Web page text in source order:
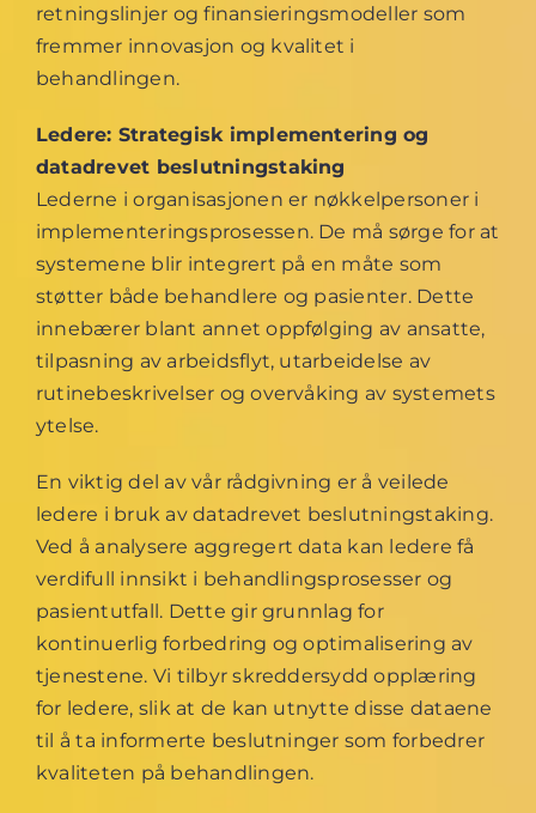
retningslinjer og finansieringsmodeller som
fremmer innovasjon og kvalitet i
behandlingen.
Ledere: Strategisk implementering og
datadrevet beslutningstaking
Lederne i organisasjonen er nøkkelpersoner i
implementeringsprosessen. De må sørge for at
systemene blir integrert på en måte som
støtter både behandlere og pasienter. Dette
innebærer blant annet oppfølging av ansatte,
tilpasning av arbeidsflyt, utarbeidelse av
rutinebeskrivelser og overvåking av systemets
ytelse.
En viktig del av vår rådgivning er å veilede
ledere i bruk av datadrevet beslutningstaking.
Ved å analysere aggregert data kan ledere få
verdifull innsikt i behandlingsprosesser og
pasientutfall. Dette gir grunnlag for
kontinuerlig forbedring og optimalisering av
tjenestene. Vi tilbyr skreddersydd opplæring
for ledere, slik at de kan utnytte disse dataene
til å ta informerte beslutninger som forbedrer
kvaliteten på behandlingen.